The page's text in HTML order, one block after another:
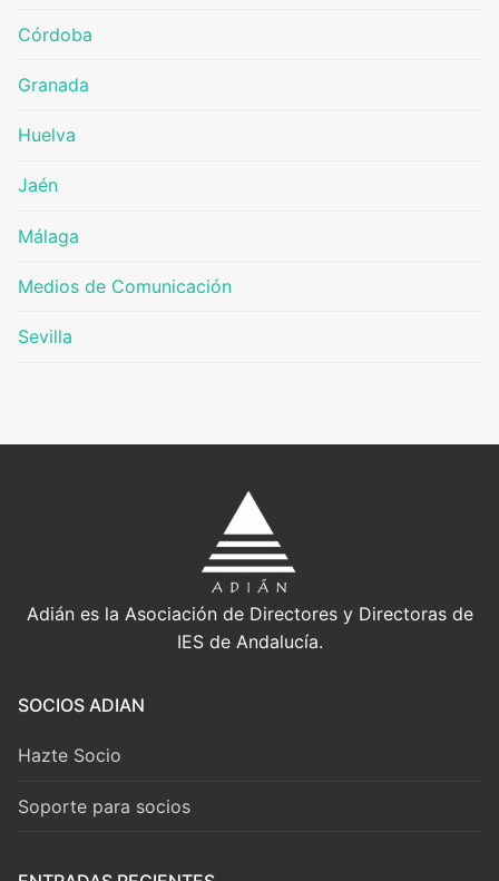
Córdoba
Granada
Huelva
Jaén
Málaga
Medios de Comunicación
Sevilla
Adián es la Asociación de Directores y Directoras de
IES de Andalucía.
SOCIOS ADIAN
Hazte Socio
Soporte para socios